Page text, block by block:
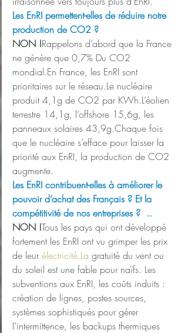
Les EnRI permettent-elles de réduire notre
production de CO2 ?
NON !Rappelons d’abord que la France
ne génère que 0,7% Du CO2
mondial.En France, les EnRI sont
prioritaires sur le réseau.Le nucléaire
produit 4,1g de CO2 par KWh.L’éolien
terrestre 14,1g, l’offshore 15,6g, les
panneaux solaires 43,9g.Chaque fois
que le nucléaire s’efface pour laisser la
priorité aux EnRI, la production de CO2
augmente.
Les EnRI contribuent-elles à améliorer le
pouvoir d’achat des Français ? Et la
compétitivité de nos entreprises ?  ..
NON !Tous les pays qui ont développé
fortement les EnRI ont vu grimper les prix
de leur électricité.La gratuité du vent ou
du soleil est une fable pour naïfs. Les
subventions aux EnRI, les coûts induits :
création de lignes, postes sources,
systèmes sophistiqués pour gérer
l’intermittence, les backups thermiques